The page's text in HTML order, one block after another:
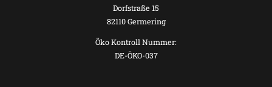
Dorfstraße 15
82110 Germering
Öko Kontroll Nummer:
DE-ÖKO-037